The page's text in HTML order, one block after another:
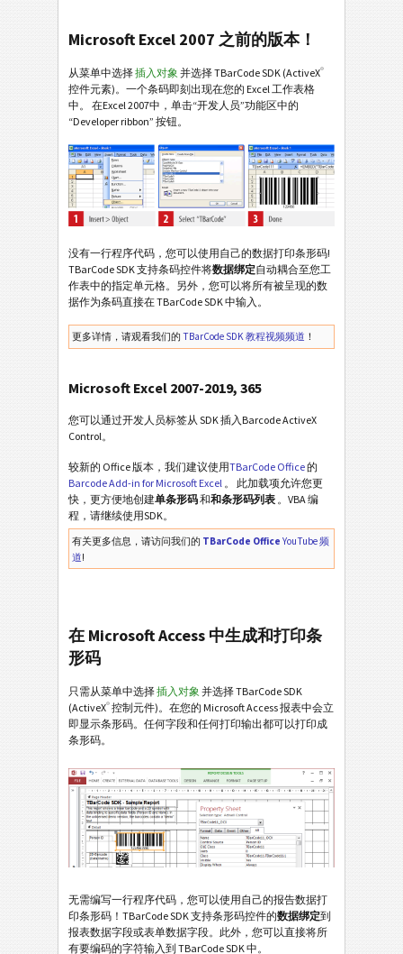
Microsoft Excel 2007 之前的版本！
从菜单中选择插入对象 并选择 TBarCode SDK (ActiveX®
控件元素)。一个条码即刻出现在您的 Excel 工作表格
中。 在Excel 2007中，单击“开发人员”功能区中的
“Developer ribbon” 按钮。
没有一行程序代码，您可以使用自己的数据打印条形码!
TBarCode SDK 支持条码控件将数据绑定自动耦合至您工
作表中的指定单元格。另外，您可以将所有被呈现的数
据作为条码直接在 TBarCode SDK 中输入。
更多详情，请观看我们的TBarCode SDK 教程视频频道 ！
Microsoft Excel 2007-2019, 365
您可以通过开发人员标签从 SDK 插入Barcode ActiveX
Control。
较新的 Office 版本，我们建议使用TBarCode Office的
Barcode Add-in for Microsoft Excel 。 此加载项允许您更
快，更方便地创建单条形码和和条形码列表 。VBA 编
程，请继续使用SDK。
有关更多信息，请访问我们的 TBarCode Office YouTube 频
道!
在 Microsoft Access 中生成和打印条
形码
只需从菜单中选择插入对象 并选择 TBarCode SDK
(ActiveX®控制元件)。在您的 Microsoft Access 报表中会立
即显示条形码。任何字段和任何打印输出都可以打印成
条形码。
无需编写一行程序代码，您可以使用自己的报告数据打
印条形码！TBarCode SDK 支持条形码控件的数据绑定到
报表数据字段或表单数据字段。此外，您可以直接将所
有要编码的字符输入到 TBarCode SDK 中。